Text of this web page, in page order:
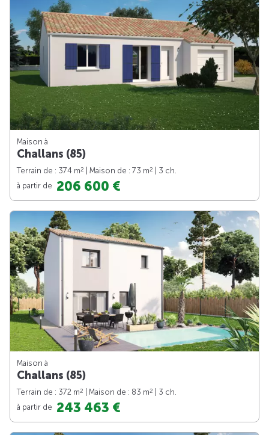
Maison à
Challans (85)
Terrain de : 374 m2 | Maison de : 73 m2
| 3 ch.
à partir de 206 600 €
Maison à
Challans (85)
Terrain de : 372 m2 | Maison de : 83 m2
| 3 ch.
à partir de 243 463 €